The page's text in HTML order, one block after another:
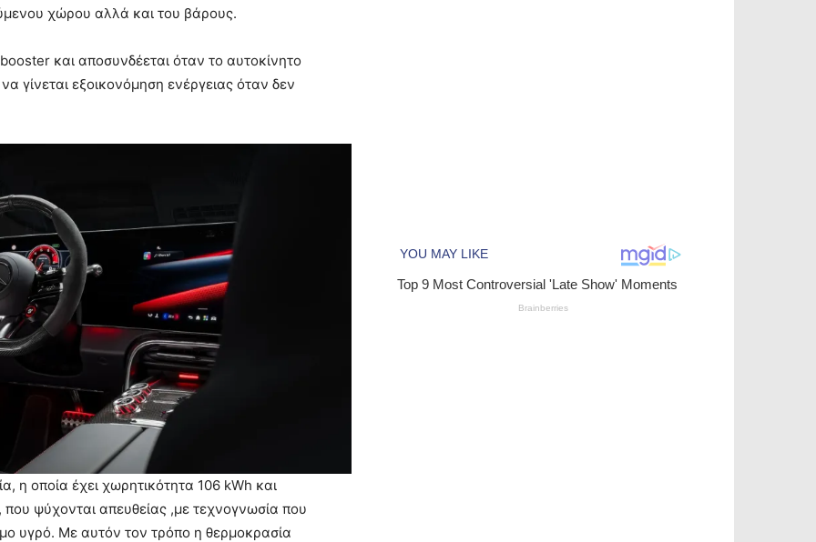
χώρου αλλά και του βάρους.
και αποσυνδέεται όταν το αυτοκίνητο
γίνεται εξοικονόμηση ενέργειας όταν δεν
η οποία έχει χωρητικότητα 106 kWh και
που ψύχονται απευθείας ,με τεχνογνωσία που
υγρό. Με αυτόν τον τρόπο η θερμοκρασία